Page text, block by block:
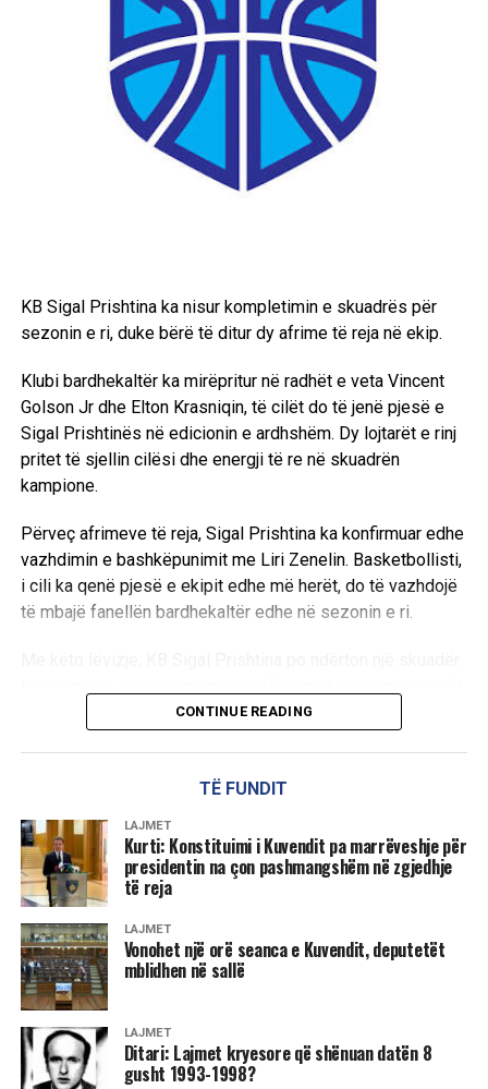
KB Sigal Prishtina ka nisur kompletimin e skuadrës për
sezonin e ri, duke bërë të ditur dy afrime të reja në ekip.
Klubi bardhekaltër ka mirëpritur në radhët e veta Vincent
Golson Jr dhe Elton Krasniqin, të cilët do të jenë pjesë e
Sigal Prishtinës në edicionin e ardhshëm. Dy lojtarët e rinj
pritet të sjellin cilësi dhe energji të re në skuadrën
kampione.
Përveç afrimeve të reja, Sigal Prishtina ka konfirmuar edhe
vazhdimin e bashkëpunimit me Liri Zenelin. Basketbollisti,
i cili ka qenë pjesë e ekipit edhe më herët, do të vazhdojë
të mbajë fanellën bardhekaltër edhe në sezonin e ri.
që tashmë e njohin ambientin e klubit.
CONTINUE READING
TË FUNDIT
LAJMET
Kurti: Konstituimi i Kuvendit pa marrëveshje për
presidentin na çon pashmangshëm në zgjedhje
të reja
LAJMET
Vonohet një orë seanca e Kuvendit, deputetët
mblidhen në sallë
LAJMET
Ditari: Lajmet kryesore që shënuan datën 8
gusht 1993-1998?